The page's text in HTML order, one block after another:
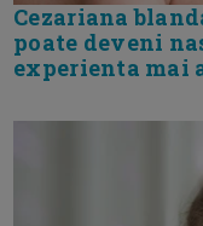
Cezariana
poate deveni
experienta mai